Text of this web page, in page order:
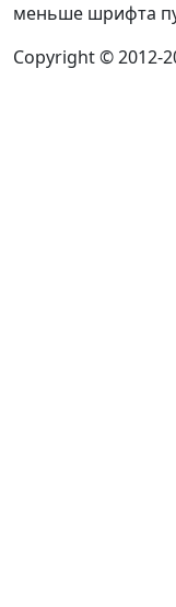
меньше шрифта
Copyright © 2012-